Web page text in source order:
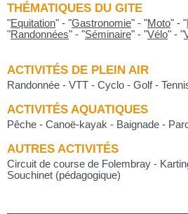
THÉMATIQUES DU GITE
"Equitation" - "Gastronomie" - "Moto" - "
"Randonnées" - "Séminaire" - "Vélo" - "
ACTIVITÉS DE PLEIN AIR
Randonnée - VTT - Cyclo - Golf -
ACTIVITÉS AQUATIQUES
Pêche - Canoë-kayak - Baignade -
AUTRES ACTIVITÉS
Circuit de course de Folembray -
Souchinet (pédagogique)